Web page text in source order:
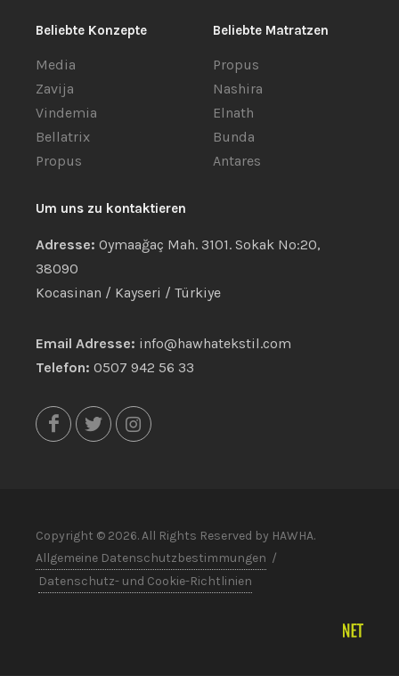
Beliebte Konzepte
Media
Zavija
Vindemia
Bellatrix
Propus
Beliebte Matratzen
Propus
Nashira
Elnath
Bunda
Antares
Um uns zu kontaktieren
Adresse: Oymaağaç Mah. 3101. Sokak No:20,
38090
Kocasinan / Kayseri / Türkiye
Email Adresse: info@hawhatekstil.com
Telefon: 0507 942 56 33
Copyright © 2026. All Rights Reserved by HAWHA.
Allgemeine Datenschutzbestimmungen /
Datenschutz- und Cookie-Richtlinien